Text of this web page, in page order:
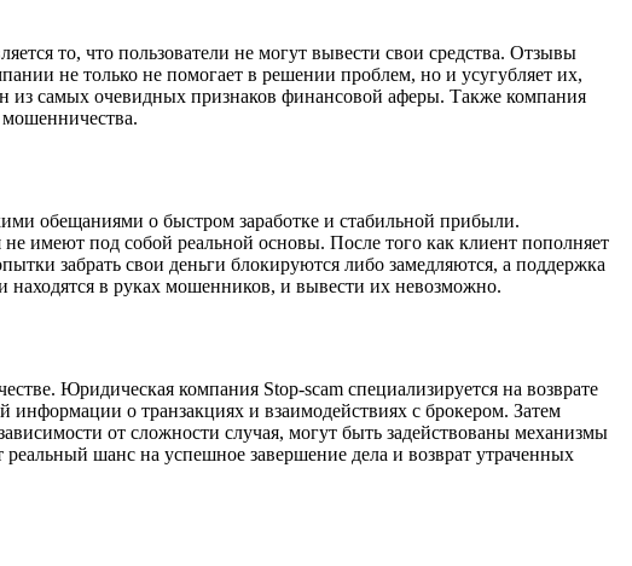
то, что пользователи не могут вывести свои средства. Отзывы
не только не помогает в решении проблем, но и усугубляет их,
из самых очевидных признаков финансовой аферы. Также компания
обещаниями о быстром заработке и стабильной прибыли.
имеют под собой реальной основы. После того как клиент пополняет
забрать свои деньги блокируются либо замедляются, а поддержка
находятся в руках мошенников, и вывести их невозможно.
Юридическая компания Stop-scam специализируется на возврате
о транзакциях и взаимодействиях с брокером. Затем
от сложности случая, могут быть задействованы механизмы
шанс на успешное завершение дела и возврат утраченных